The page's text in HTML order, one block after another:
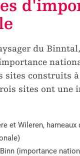
du
sites construits
sites ont une
et Wileren, hameaux
(importance